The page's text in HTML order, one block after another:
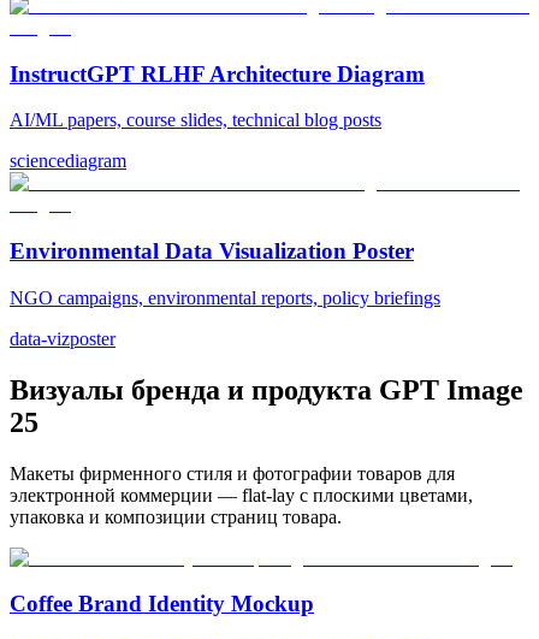
InstructGPT RLHF Architecture Diagram
AI/ML papers, course slides, technical blog posts
sciencediagram
Environmental Data Visualization Poster
NGO campaigns, environmental reports, policy briefings
data-vizposter
Визуалы бренда и продукта GPT Image
25
Макеты фирменного стиля и фотографии товаров для
электронной коммерции — flat-lay с плоскими цветами,
упаковка и композиции страниц товара.
Coffee Brand Identity Mockup